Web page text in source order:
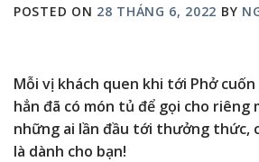
POSTED ON 28 THÁNG 6, 2022 BY
Mỗi vị khách quen khi tới Phở
hẳn đã có món tủ để gọi cho riêng
những ai lần đầu tới thưởng thức,
là dành cho bạn!